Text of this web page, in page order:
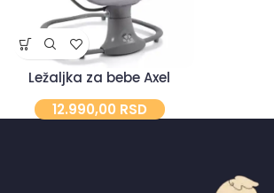
Ležaljka za bebe Axel
12.990,00 RSD